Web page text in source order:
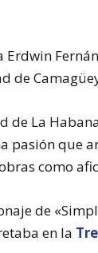
Erdwin
de
de La
pasión que
como
de
en la